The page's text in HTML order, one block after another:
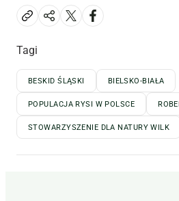
Tagi
BESKID ŚLĄSKI BIELSKO-BIAŁA
POPULACJA RYSI W POLSCE
STOWARZYSZENIE DLA NATURY WILK